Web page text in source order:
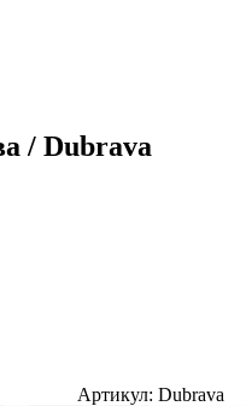
/ Dubrava
Артикул: Dubrava